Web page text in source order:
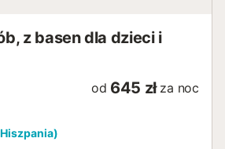
z basen dla dzieci i
od 645 zł za noc